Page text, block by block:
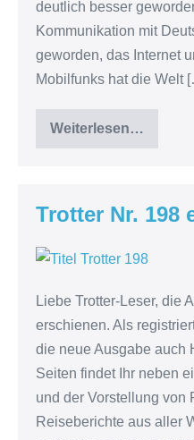
deutlich besser
Kommunikation mit
geworden, das Internet
Mobilfunks hat die Welt
Weiterlesen…
Reisen
Trotter Nr. 198
Trotter
198
erschienen
Liebe Trotter-Leser, die
erschienen. Als
die neue Ausgabe auch
Seiten findet Ihr neben
und der Vorstellung von
Reiseberichte aus aller